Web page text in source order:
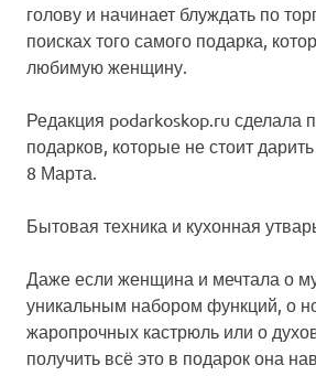
голову и начинает блуждать по
поисках того самого подарка,
любимую женщину.
Редакция podarkoskop.ru сделала
подарков, которые не стоит
8 Марта.
Бытовая техника и кухонная
Даже если женщина и мечтала о
уникальным набором функций, о
жаропрочных кастрюль или о
получить всё это в подарок она